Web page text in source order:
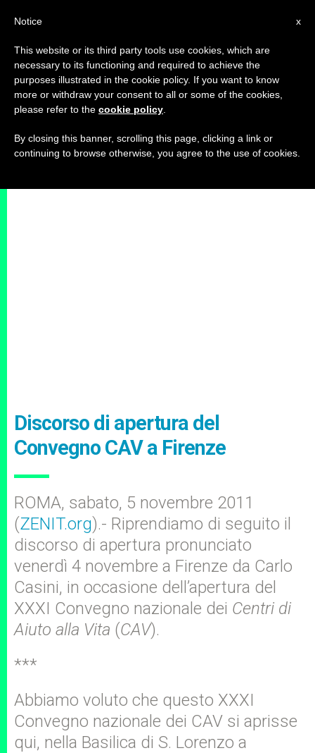
Discorso di apertura del
Convegno CAV a Firenze
ROMA, sabato, 5 novembre 2011
(ZENIT.org).- Riprendiamo di seguito il
discorso di apertura pronunciato
venerdì 4 novembre a Firenze da Carlo
Casini, in occasione dell’apertura del
XXXI Convegno nazionale dei Centri di
Aiuto alla Vita (CAV).
***
Abbiamo voluto che questo XXXI
Convegno nazionale dei CAV si aprisse
qui, nella Basilica di S. Lorenzo a
x
Notice
This website or its third party tools use cookies, which are
necessary to its functioning and required to achieve the
purposes illustrated in the cookie policy. If you want to know
more or withdraw your consent to all or some of the cookies,
please refer to the cookie policy
By closing this banner, scrolling this page, clicking a link or
continuing to browse otherwise, you agree to the use of cookies.